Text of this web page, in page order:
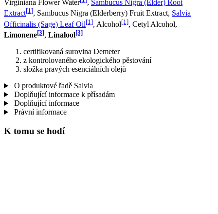
Virginiana Flower Water
, Sambucus Nigra (Elder) Root
Extract[1], Sambucus Nigra (Elderberry) Fruit Extract, Salvia
Officinalis (Sage) Leaf Oil[1], Alcohol[1], Cetyl Alcohol,
Limonene[3], Linalool[3]
certifikovaná surovina Demeter
z kontrolovaného ekologického pěstování
složka pravých esenciálních olejů
O produktové řadě Salvia
Doplňující informace k přísadám
Doplňující informace
Právní informace
K tomu se hodí